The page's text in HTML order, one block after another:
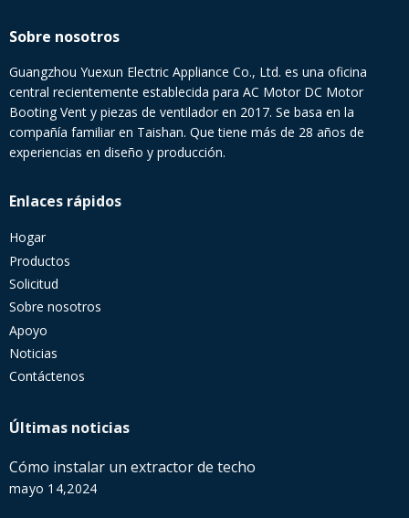
Sobre nosotros
Guangzhou Yuexun Electric Appliance Co., Ltd. es una oficina
central recientemente establecida para AC Motor DC Motor
Booting Vent y piezas de ventilador en 2017. Se basa en la
compañía familiar en Taishan. Que tiene más de 28 años de
experiencias en diseño y producción.
Enlaces rápidos
Hogar
Productos
Solicitud
Sobre nosotros
Apoyo
Noticias
Contáctenos
Últimas noticias
Cómo instalar un extractor de techo
mayo 14,2024